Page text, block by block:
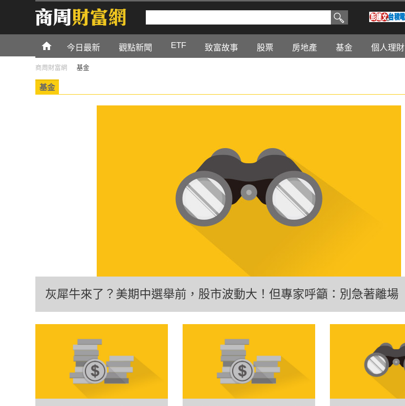
今日最新 觀點新聞 ETF 致富故事 股票 房地產 基金 個人理財
商周財富網 基金
基金
灰犀牛來了？美期中選舉前，股市波動大！但專家呼籲：別急著離場